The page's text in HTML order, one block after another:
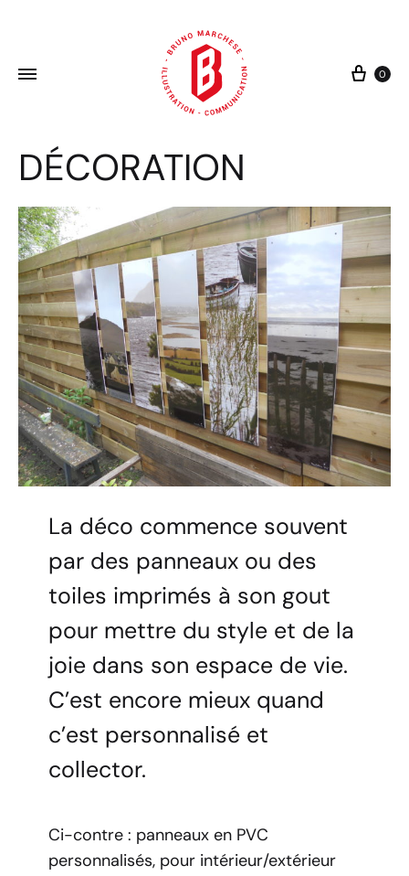
Cart
0
DÉCORATION
La déco commence souvent
par des panneaux ou des
toiles imprimés à son gout
pour mettre du style et de la
joie dans son espace de vie.
C’est encore mieux quand
c’est personnalisé et
collector.
Ci-contre : panneaux en PVC
personnalisés, pour intérieur/extérieur